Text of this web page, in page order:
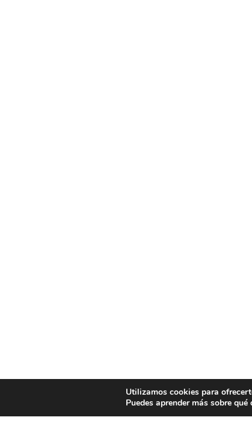
Utilizamos cookies para
Puedes aprender más sobre